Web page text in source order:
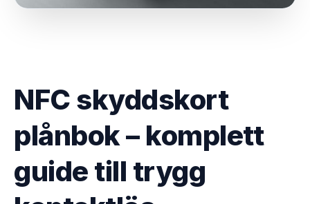
NFC skyddskort
plånbok – komplett
guide till trygg